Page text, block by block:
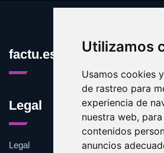
Utilizamos
Usamos cookies
de rastreo para
experiencia de
nuestra web,
contenidos
anuncios
factu.es
Legal
Legal